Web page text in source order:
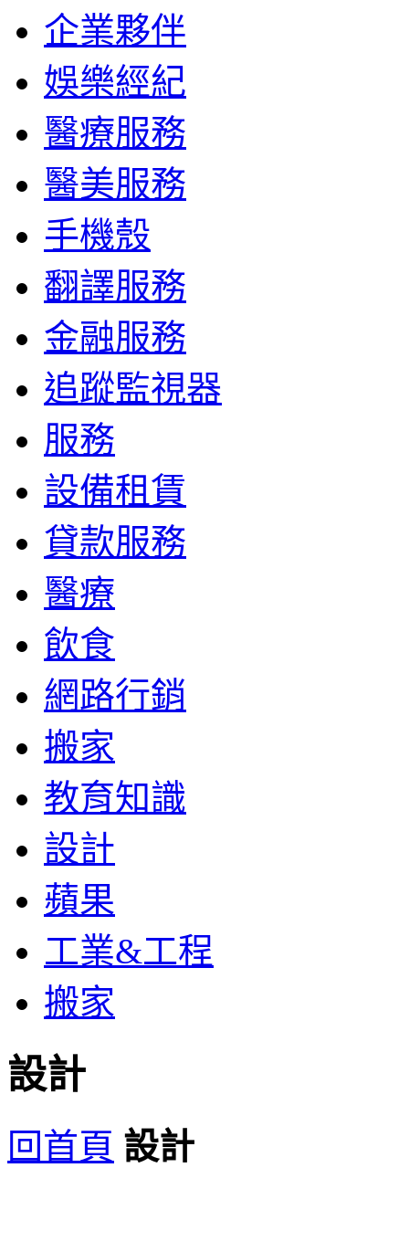
企業夥伴
娛樂經紀
醫療服務
醫美服務
手機殼
翻譯服務
金融服務
追蹤監視器
服務
設備租賃
貸款服務
醫療
飲食
網路行銷
搬家
教育知識
設計
蘋果
工業&工程
搬家
設計
回首頁 設計